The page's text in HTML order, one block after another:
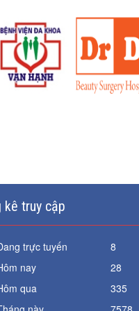
kê truy cập
trực tuyến
8
nay
28
qua
335